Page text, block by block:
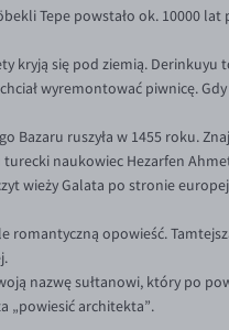
Tepe powstało ok. 10000
kryją się pod ziemią.
wyremontować piwnicę.
Bazaru ruszyła w 1455 roku.
naukowiec Hezarfen
wieży Galata po stronie
opowieść.
nazwę sułtanowi, który po
„powiesić architekta”.